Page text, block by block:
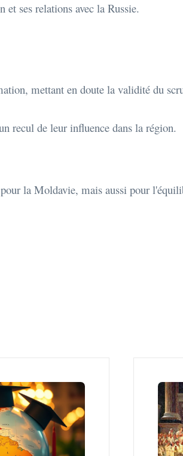
ses relations avec la Russie.
mettant en doute la validité du
recul de leur influence dans la région.
la Moldavie, mais aussi pour